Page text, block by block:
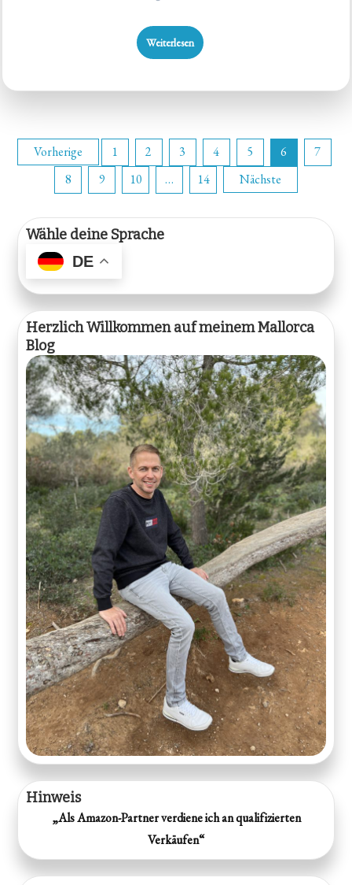
Weiterlesen
Seitennummerierung
der
Beiträge
Vorherige 1 2 3 4 5 6
7
8
9 10 … 14 Nächste
Wähle deine Sprache
DE
Herzlich Willkommen auf meinem Mallorca
Blog
Hinweis
„Als Amazon-Partner verdiene ich an qualifizierten
Verkäufen“